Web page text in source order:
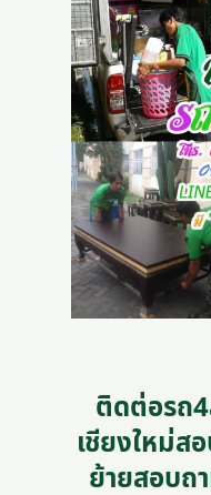
ติดต่อรถ
เชียงใหม่ส
ย้ายสอบถ